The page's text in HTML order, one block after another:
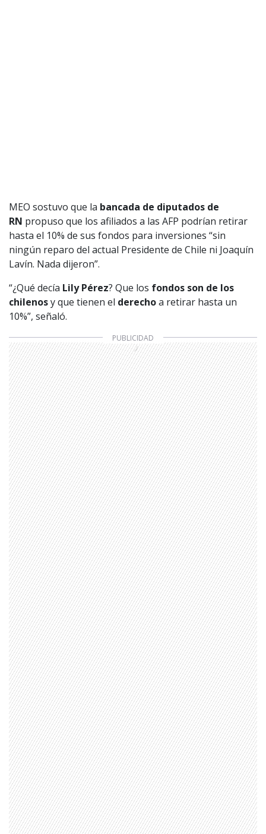
MEO sostuvo que la bancada de diputados de
RN propuso que los afiliados a las AFP podrían retirar
hasta el 10% de sus fondos para inversiones “sin
ningún reparo del actual Presidente de Chile ni Joaquín
Lavín. Nada dijeron”.
“¿Qué decía Lily Pérez? Que los fondos son de los
chilenosy que tienen el derechoa retirar hasta un
10%”, señaló.